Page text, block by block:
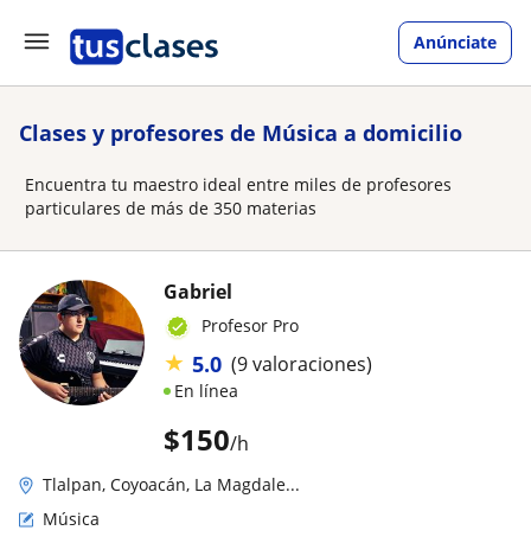
Anúnciate
Clases y profesores de Música a domicilio
Encuentra tu maestro ideal entre miles de profesores
particulares de más de 350 materias
$150/h
Gabriel
Profesor Pro
★ 5.0 (9 valoraciones)
En línea
Tlalpan, Coyoacán, La Magdale...
Música